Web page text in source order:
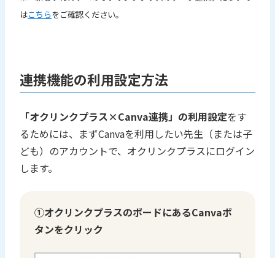
はこちらをご確認ください。
連携機能の利用設定方法
「オクリンクプラス×Canva連携」の利用設定をす
るためには、まずCanvaを利用したい先生（または子
ども）のアカウントで、オクリンクプラスにログイン
します。
①オクリンクプラスのボードにあるCanvaボ
タンをクリック